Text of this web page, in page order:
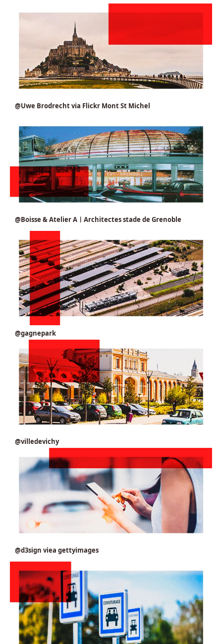
@Uwe Brodrecht via Flickr Mont St Michel
@Boisse & Atelier AㅣArchitectes stade de Grenoble
@gagnepark
@villedevichy
@d3sign viea gettyimages